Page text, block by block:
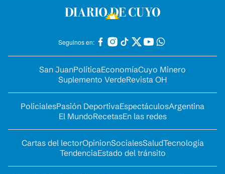
Seguinos en:
San JuanPolíticaEconomíaCuyo Minero
Suplemento VerdeRevista OH
PolicialesPasión DeportivaEspectáculosArgentina
El MundoRecetasEn las redes
Cartas del lectorOpinionSocialesSaludTecnología
TendenciaEstado del tránsito